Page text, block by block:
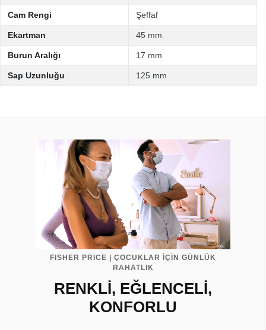
Cam Rengi Şeffaf
Ekartman 45 mm
Burun Aralığı 17 mm
Sap Uzunluğu 125 mm
FISHER PRICE | ÇOCUKLAR İÇİN GÜNLÜK
RAHATLIK
RENKLİ, EĞLENCELİ,
KONFORLU